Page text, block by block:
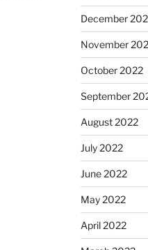
December
November
October 2022
September
August 2022
July 2022
June 2022
May 2022
April 2022